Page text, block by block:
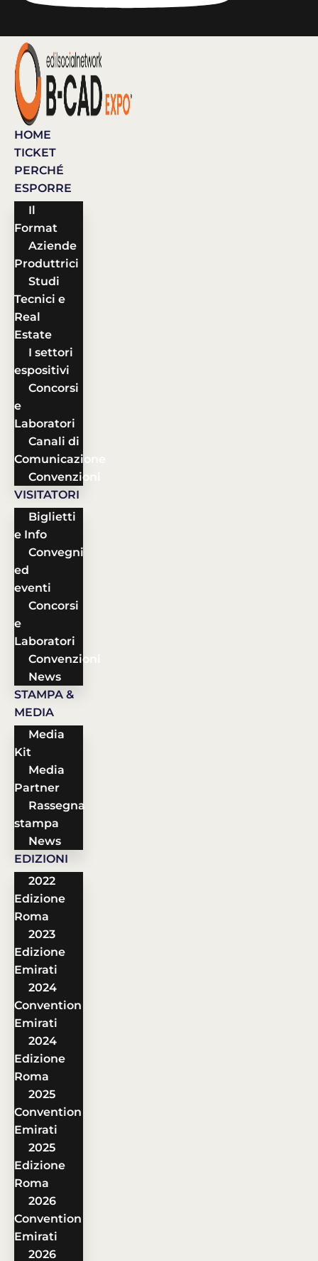
HOME
TICKET
PERCHÉ
ESPORRE
Il
Format
Aziende
Produttrici
Studi
Tecnici e
Real
Estate
I settori
espositivi
Concorsi
e
Laboratori
Canali di
Comunicazione
Convenzioni
VISITATORI
Biglietti
e Info
Convegni
ed
eventi
Concorsi
e
Laboratori
Convenzioni
News
STAMPA &
MEDIA
Media
Kit
Media
Partner
Rassegna
stampa
News
EDIZIONI
2022
Edizione
Roma
2023
Edizione
Emirati
2024
Convention
Emirati
2024
Edizione
Roma
2025
Convention
Emirati
2025
Edizione
Roma
2026
Convention
Emirati
2026